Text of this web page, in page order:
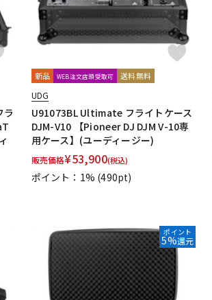
新品 WEB注文店頭受取可 送料無料
UDG
U91073BL Ultimate フライトケース
DJM-V10 【Pioneer DJ DJM V-10専
用ケース】(ユーディージー)
販売価格¥53,900(税込)
ポイント：1% (490pt)
ポイント
5%還元